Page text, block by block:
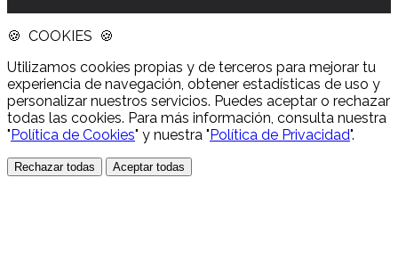
🍪 COOKIES 🍪
Utilizamos cookies propias y de terceros para mejorar tu
experiencia de navegación, obtener estadísticas de uso y
personalizar nuestros servicios. Puedes aceptar o rechazar
todas las cookies. Para más información, consulta nuestra
" Política de Cookies" y nuestra " Política de Privacidad".
Rechazar todas Aceptar todas